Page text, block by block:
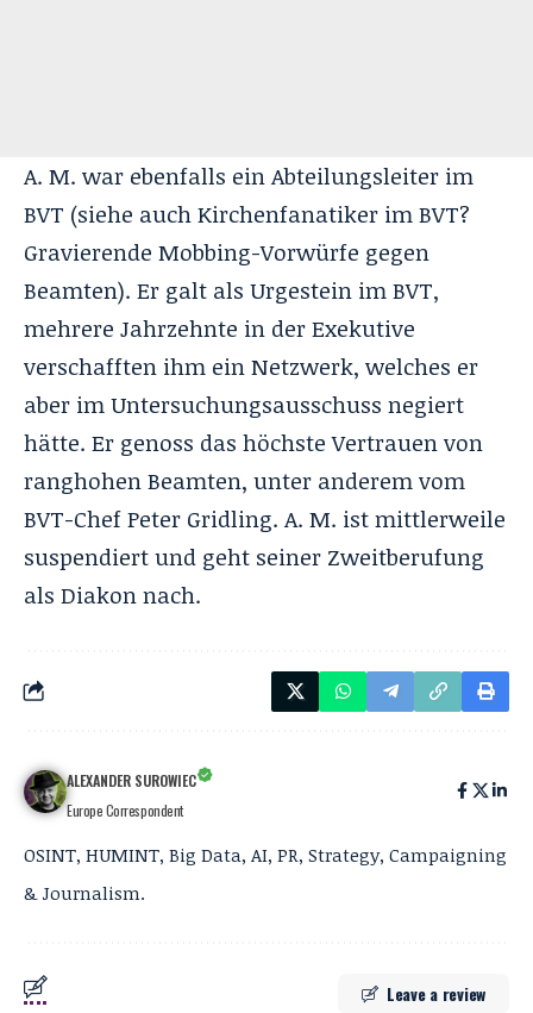
A. M. war ebenfalls ein Abteilungsleiter im
BVT (siehe auchKirchenfanatiker im BVT?
Gravierende Mobbing-Vorwürfe gegen
Beamten). Er galt als Urgestein im BVT,
mehrere Jahrzehnte in der Exekutive
verschafften ihm ein Netzwerk, welches er
aber im Untersuchungsausschuss negiert
hätte. Er genoss das höchste Vertrauen von
ranghohen Beamten, unter anderem vom
BVT-Chef Peter Gridling. A. M. ist mittlerweile
suspendiert und geht seiner Zweitberufung
als Diakon nach.
ALEXANDER SUROWIEC
Europe Correspondent
OSINT, HUMINT, Big Data, AI, PR, Strategy, Campaigning
& Journalism.
Leave a review